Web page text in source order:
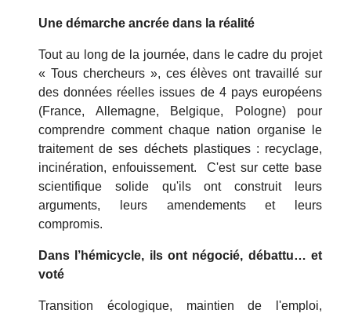
Une démarche ancrée dans la réalité
Tout au long de la journée, dans le cadre du projet
« Tous chercheurs », ces élèves ont travaillé sur
des données réelles issues de 4 pays européens
(France, Allemagne, Belgique, Pologne) pour
comprendre comment chaque nation organise le
traitement de ses déchets plastiques : recyclage,
incinération, enfouissement. C'est sur cette base
scientifique solide qu'ils ont construit leurs
arguments, leurs amendements et leurs
compromis.
Dans l’hémicycle, ils ont négocié, débattu… et
voté
Transition écologique, maintien de l'emploi,